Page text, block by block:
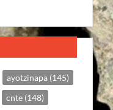
ayotzinapa (145)
cnte (148)